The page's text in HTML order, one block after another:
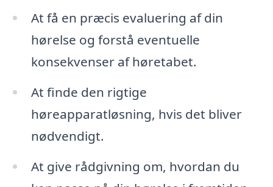
At få en præcis evaluering af din
hørelse og forstå eventuelle
konsekvenser af høretabet.
At finde den rigtige
høreapparatløsning, hvis det bliver
nødvendigt.
At give rådgivning om, hvordan du